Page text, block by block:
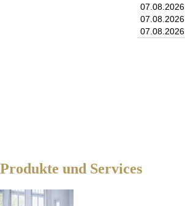
07.08.2026
07.08.2026
07.08.2026
Produkte und Services